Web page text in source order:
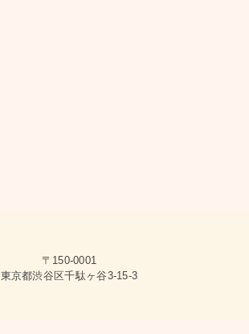
〒150-0001
東京都渋谷区千駄ヶ谷3-15-3